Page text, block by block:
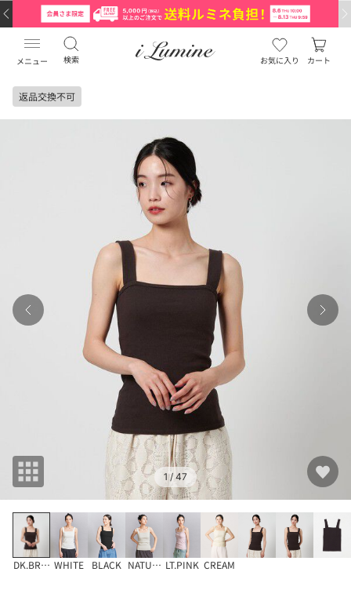
メニュー 検索 お気に入り カート
返品交換不可
1/ 47
DK.BROWNWHITE BLACK NATURALLT.PINK CREAM